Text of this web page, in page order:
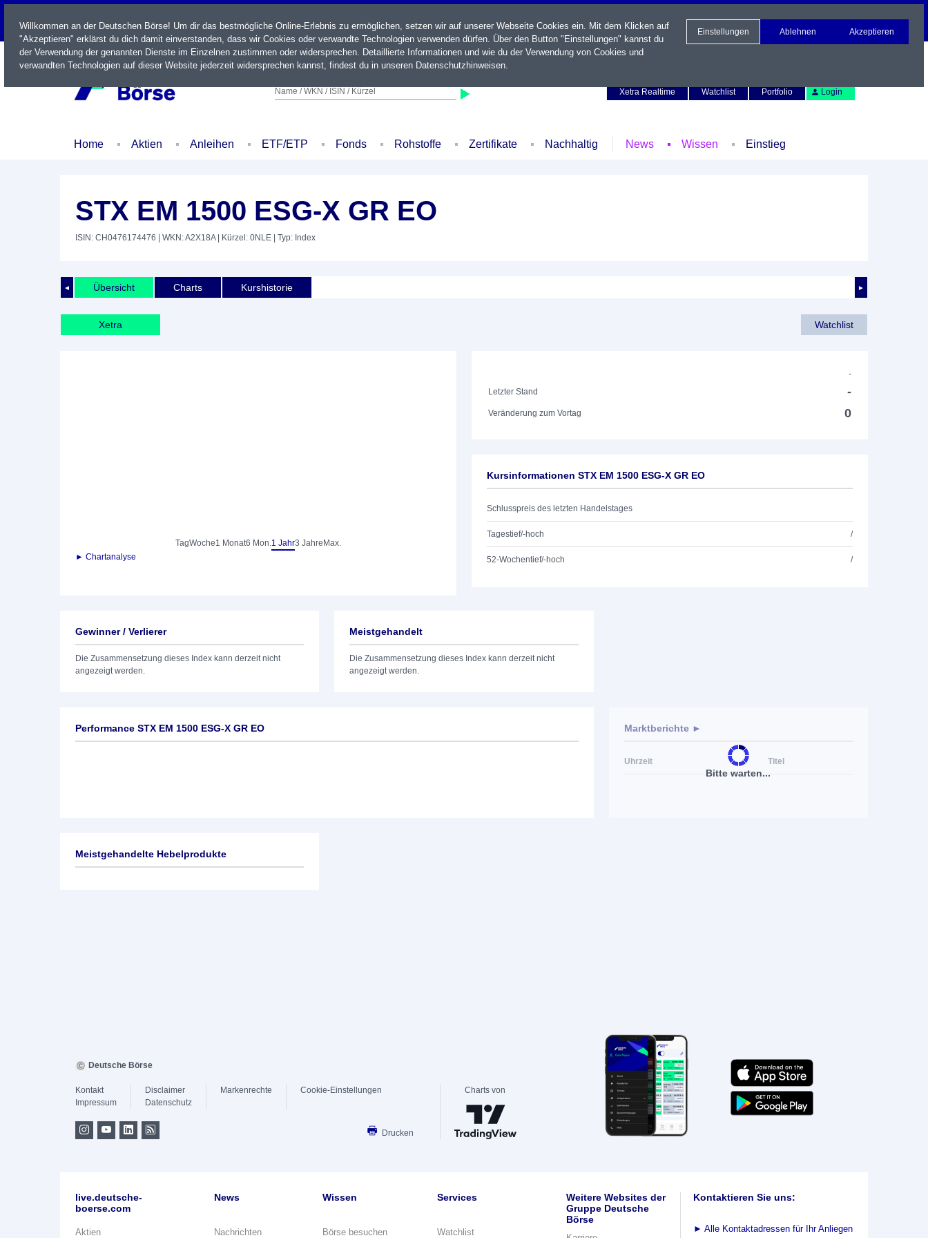
LIVE
Name / WKN / ISIN / Kürzel
Xetra Realtime
Watchlist Portfolio Login
Home Aktien Anleihen ETF/ETP Fonds Rohstoffe Zertifikate Nachhaltig News Wissen Einstieg
STX EM 1500 ESG-X GR EO
ISIN: CH0476174476 | WKN: A2X18A| Kürzel: 0NLE | Typ: Index
◄ ►
Übersicht Charts Kurshistorie
Xetra Watchlist
TagWoche1 Monat6 Mon.1 Jahr3 Jahre Max.
► Chartanalyse
-
Letzter Stand
-
Veränderung zum Vortag 0
Kursinformationen STX EM 1500 ESG-X GR EO
Schlusspreis des letzten Handelstages
Tagestief/-hoch /
52-Wochentief/-hoch /
Gewinner / Verlierer
Die Zusammensetzung dieses Index kann derzeit nicht
angezeigt werden.
Meistgehandelt
Die Zusammensetzung dieses Index kann derzeit nicht
angezeigt werden.
Performance STX EM 1500 ESG-X GR EO
Bitte warten...
Marktberichte ►
Uhrzeit Titel
Meistgehandelte Hebelprodukte
Willkommen an der Deutschen Börse! Um dir das bestmögliche Online-Erlebnis zu ermöglichen, setzen wir auf unserer Webseite Cookies ein. Mit dem Klicken auf
"Akzeptieren" erklärst du dich damit einverstanden, dass wir Cookies oder verwandte Technologien verwenden dürfen. Über den Button "Einstellungen" kannst du
der Verwendung der genannten Dienste im Einzelnen zustimmen oder widersprechen. Detaillierte Informationen und wie du der Verwendung von Cookies und
verwandten Technologien auf dieser Website jederzeit widersprechen kannst, findest du in unseren Datenschutzhinweisen.
Einstellungen Ablehnen Akzeptieren
Deutsche Börse
Kontakt
Impressum
Disclaimer
Datenschutz
Markenrechte Cookie-Einstellungen
Drucken
Charts von
live.deutsche-
boerse.com
Aktien
News
Nachrichten
Wissen
Börse besuchen
Services
Watchlist
Weitere Websites der
Gruppe Deutsche
Börse
Kontaktieren Sie uns:
► Alle Kontaktadressen für Ihr Anliegen